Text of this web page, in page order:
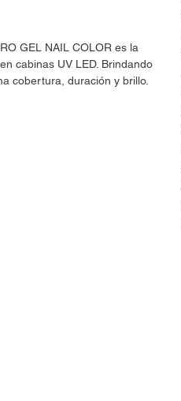
GEL NAIL COLOR es la
cabinas UV LED. Brindando
cobertura, duración y brillo.